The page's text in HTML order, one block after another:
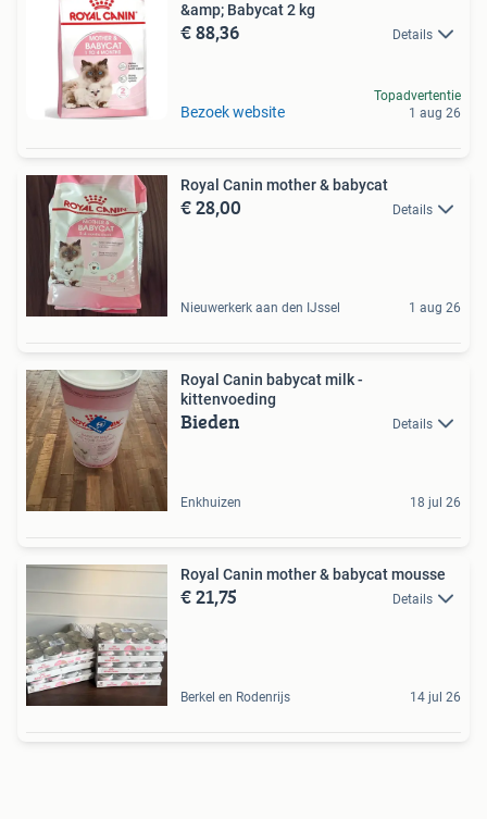
&amp; Babycat 2 kg
€ 88,36 Details
Bezoek website
Topadvertentie
1 aug 26
Royal Canin mother & babycat
€ 28,00 Details
Nieuwerkerk aan den IJssel 1 aug 26
Royal Canin babycat milk -
kittenvoeding
Bieden Details
Enkhuizen 18 jul 26
Royal Canin mother & babycat mousse
€ 21,75 Details
Berkel en Rodenrijs 14 jul 26